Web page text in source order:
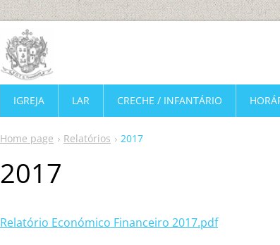
Home page Relatórios 2017
2017
Relatório Económico Financeiro 2017.pdf
IGREJA LAR CRECHE / INFANTÁRIO